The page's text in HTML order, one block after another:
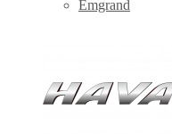
Emgrand